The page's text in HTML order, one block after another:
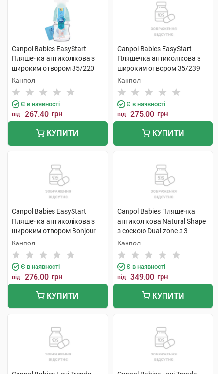
Canpol Babies EasyStart
Пляшечка антиколікова з
широким отвором 35/220
120 мл 1 шт
Канпол
Є в наявності
від 267.40 грн
КУПИТИ
Canpol Babies EasyStart
Пляшечка антиколікова з
широким отвором 35/239
120 мл 1 шт
Канпол
Є в наявності
від 275.00 грн
КУПИТИ
Canpol Babies EasyStart
Пляшечка антиколікова з
широким отвором Bonjour
Paris 120 мл 1 шт
Канпол
Є в наявності
від 276.00 грн
КУПИТИ
Canpol Babies Пляшечка
антиколікова Natural Shape
з соскою Dual-zone з 3
місяців 260 мл 1 шт
Канпол
Є в наявності
від 349.00 грн
КУПИТИ